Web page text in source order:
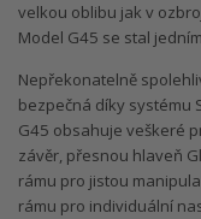
velkou oblibu jak v
Model G45 se stal
Nepřekonatelně
bezpečná díky systému
G45 obsahuje veškeré
závěr, přesnou hlaveň
rámu pro jistou
rámu pro individuální